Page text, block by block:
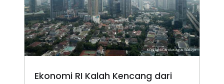
Ekonomi RI Kalah Kencang dari